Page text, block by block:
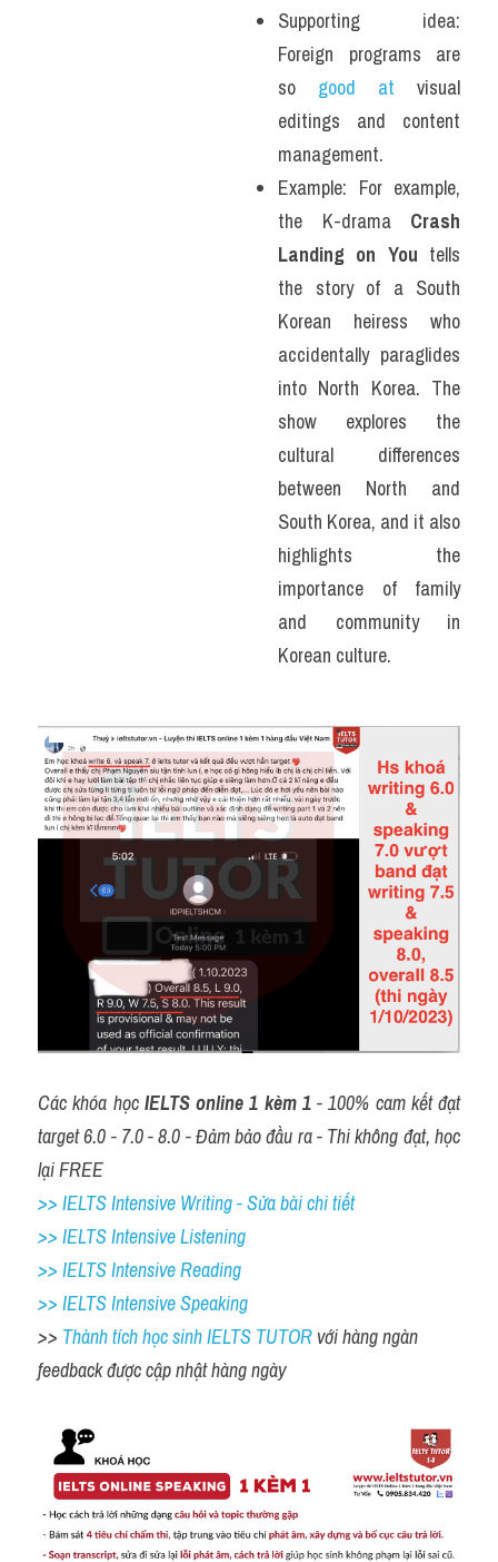
Supporting idea:
Foreign programs are
so good at visual
editings and content
management.
Example: For example,
the K-drama Crash
Landing on You tells
the story of a South
Korean heiress who
accidentally paraglides
into North Korea. The
show explores the
cultural differences
between North and
South Korea, and it also
highlights the
importance of family
and community in
Korean culture.
Các khóa học IELTS online 1 kèm 1 - 100% cam kết đạt
target 6.0 - 7.0 - 8.0 - Đảm bảo đầu ra - Thi không đạt, học
lại FREE
>> IELTS Intensive Writing - Sửa bài chi tiết
>> IELTS Intensive Listening
>> IELTS Intensive Reading
>> IELTS Intensive Speaking
>> Thành tích học sinh IELTS TUTOR với hàng ngàn
feedback được cập nhật hàng ngày